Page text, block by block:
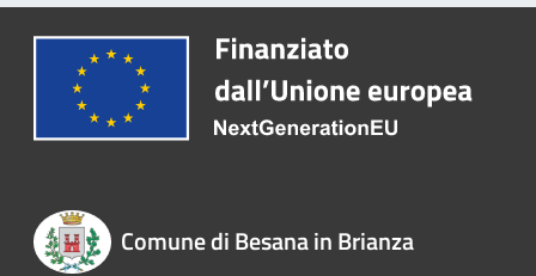
Comune di Besana in Brianza